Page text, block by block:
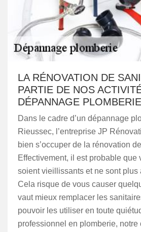
LA RÉNOVATION DE
PARTIE DE NOS
DÉPANNAGE
Dans le cadre d’un dépannage
Rieussec, l’entreprise JP
bien s’occuper de la rénovation
Effectivement, il est probable que
soient vieillissants et ne sont plus
Cela risque de vous causer
vaut mieux remplacer les
pouvoir les utiliser en toute
professionnel en plomberie, notre